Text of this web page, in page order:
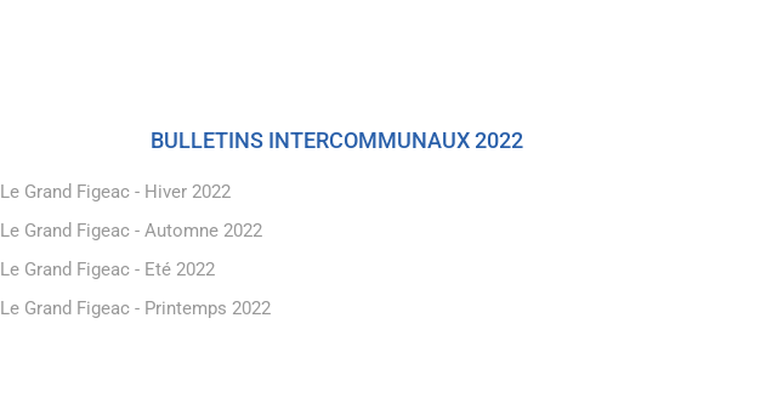
BULLETINS INTERCOMMUNAUX 2022
Le Grand Figeac - Hiver 2022
Le Grand Figeac - Automne 2022
Le Grand Figeac - Eté 2022
Le Grand Figeac - Printemps 2022